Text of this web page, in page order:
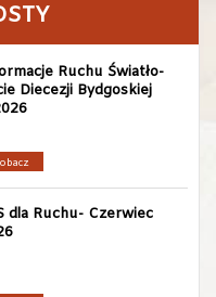
Ruchu Światło-
Diecezji Bydgoskiej
dla Ruchu- Czerwiec